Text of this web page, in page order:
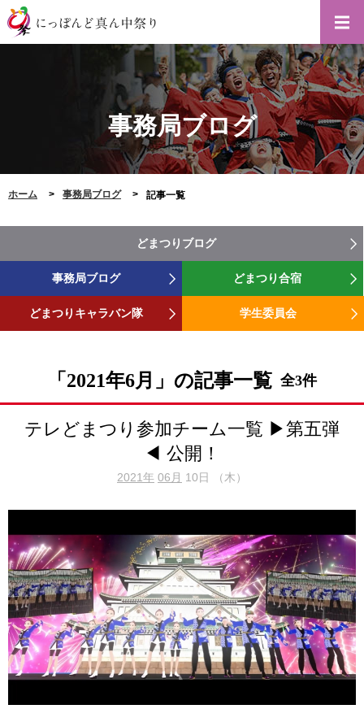
事務局ブログ
ホーム 事務局ブログ 記事一覧
どまつりブログ
事務局ブログ どまつり合宿
どまつりキャラバン隊 学生委員会
「2021年6月」の記事一覧 全3件
テレどまつり参加チーム一覧 ▶第五弾
◀ 公開！
2021年 06月 10日 （木）